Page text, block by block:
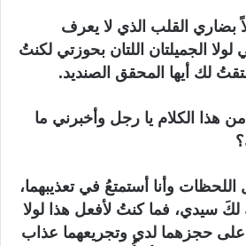
بضاري القلب الذي لا يعرف
الجميلتان اللتان بحوزتي لكنتُ
لك أيها المحقق الصنديد.
هذا الكلام يا رجل وأخبرني ما
وأنا أستمتعُ في تعذيبهما،
سيدي، فما كنتُ لأفعل هذا لولا
حجزهما لدي وتجريعهما عذاب